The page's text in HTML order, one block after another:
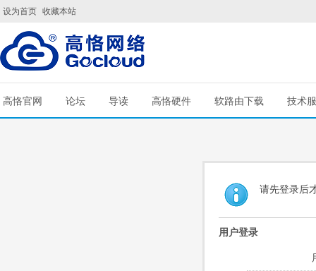
设为首页 收藏本站
高恪官网 论坛 导读 高恪硬件 软路由下载 技术
请先登录后
用户登录